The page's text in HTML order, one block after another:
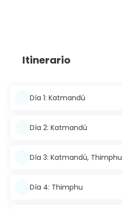
Itinerario
Día 1: Katmandú
Día 2: Katmandú
Día 3: Katmandú, Thimphu
Día 4: Thimphu